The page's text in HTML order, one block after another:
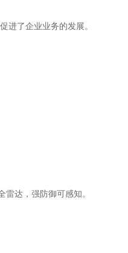
进了企业业务的发展。
达，强防御可感知。